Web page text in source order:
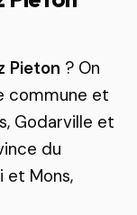
Pieton ? On
commune et
Godarville et
du
et Mons,